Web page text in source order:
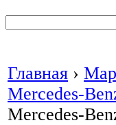
Главная ›
Mercedes-
Mercedes-